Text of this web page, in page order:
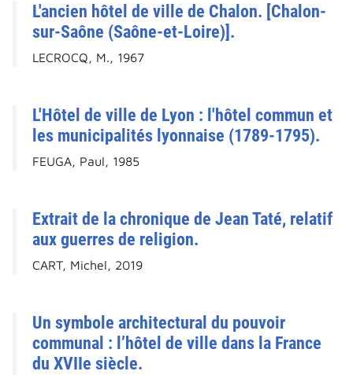
L'ancien hôtel de ville de Chalon. [Chalon-
sur-Saône (Saône-et-Loire)].
LECROCQ, M., 1967
L'Hôtel de ville de Lyon : l'hôtel commun et
les municipalités lyonnaise (1789-1795).
FEUGA, Paul, 1985
Extrait de la chronique de Jean Taté, relatif
aux guerres de religion.
CART, Michel, 2019
Un symbole architectural du pouvoir
communal : l’hôtel de ville dans la France
du XVIIe siècle.